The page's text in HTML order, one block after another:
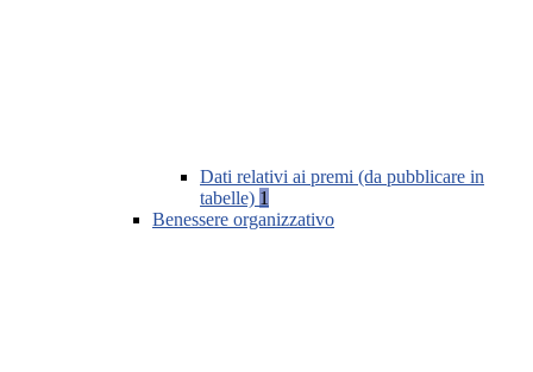
Dati relativi ai premi (da pubblicare in
tabelle) 1
Benessere organizzativo